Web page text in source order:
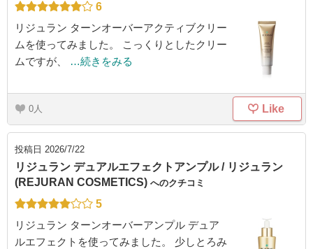
6
リジュラン ターンオーバーアクティブクリー
ムを使ってみました。 こっくりとしたクリー
ムですが、
…続きをみる
0 Like
投稿日 2026/7/22
リジュラン デュアルエフェクトアンプル / リジュラン
(REJURAN COSMETICS) へのクチコミ
5
リジュラン ターンオーバーアンプル デュア
ルエフェクトを使ってみました。 少しとろみ